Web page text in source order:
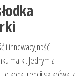
i innowacyjność
marki. Jednym z